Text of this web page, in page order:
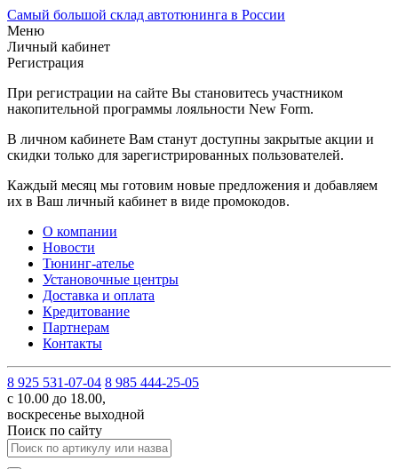
Самый большой склад автотюнинга в России
Меню
Личный кабинет
Регистрация
При регистрации на сайте Вы становитесь участником
накопительной программы лояльности New Form.
В личном кабинете Вам станут доступны закрытые акции и
скидки только для зарегистрированных пользователей.
Каждый месяц мы готовим новые предложения и добавляем
их в Ваш личный кабинет в виде промокодов.
О компании
Новости
Тюнинг-ателье
Установочные центры
Доставка и оплата
Кредитование
Партнерам
Контакты
8 925 531-07-04 8 985 444-25-05
с 10.00 до 18.00,
воскресенье выходной
Поиск по сайту